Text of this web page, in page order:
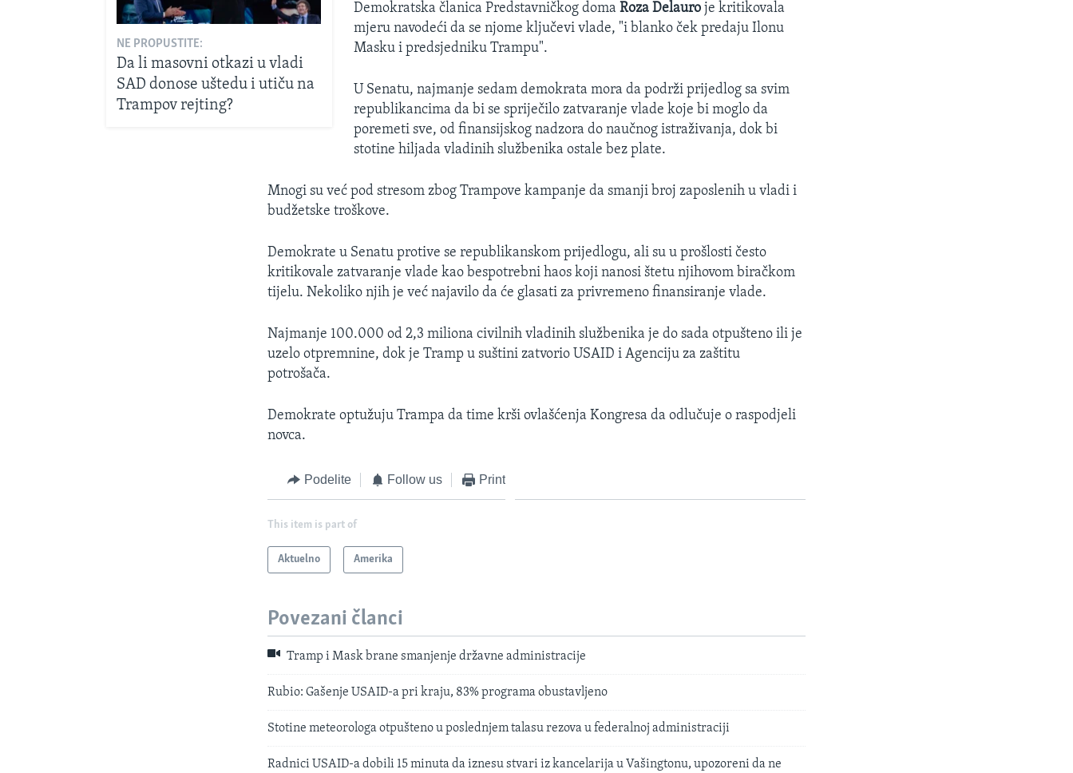
NE PROPUSTITE:
Da li masovni otkazi u vladi
SAD donose uštedu i utiču na
Trampov rejting?
Demokratska članica Predstavničkog doma Roza Delauroje kritikovala
mjeru navodeći da se njome ključevi vlade, "i blanko ček predaju Ilonu
Masku i predsjedniku Trampu".
U Senatu, najmanje sedam demokrata mora da podrži prijedlog sa svim
republikancima da bi se spriječilo zatvaranje vlade koje bi moglo da
poremeti sve, od finansijskog nadzora do naučnog istraživanja, dok bi
stotine hiljada vladinih službenika ostale bez plate.
Mnogi su već pod stresom zbog Trampove kampanje da smanji broj zaposlenih u vladi i
budžetske troškove.
Demokrate u Senatu protive se republikanskom prijedlogu, ali su u prošlosti često
kritikovale zatvaranje vlade kao bespotrebni haos koji nanosi štetu njihovom biračkom
tijelu. Nekoliko njih je već najavilo da će glasati za privremeno finansiranje vlade.
Najmanje 100.000 od 2,3 miliona civilnih vladinih službenika je do sada otpušteno ili je
uzelo otpremnine, dok je Tramp u suštini zatvorio USAID i Agenciju za zaštitu
potrošača.
Demokrate optužuju Trampa da time krši ovlašćenja Kongresa da odlučuje o raspodjeli
novca.
Podelite Follow us Print
This item is part of
Aktuelno Amerika
Povezani članci
Tramp i Mask brane smanjenje državne administracije
Rubio: Gašenje USAID-a pri kraju, 83% programa obustavljeno
Stotine meteorologa otpušteno u poslednjem talasu rezova u federalnoj administraciji
Radnici USAID-a dobili 15 minuta da iznesu stvari iz kancelarija u Vašingtonu, upozoreni da ne